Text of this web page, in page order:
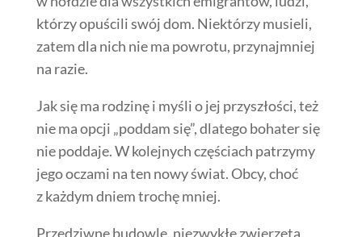
którzy opuścili swój dom. Niektórzy musieli,
zatem dla nich nie ma powrotu, przynajmniej
na razie.
Jak się ma rodzinę i myśli o jej przyszłości, też
nie ma opcji „poddam się”, dlatego bohater się
nie poddaje. W kolejnych częściach patrzymy
jego oczami na ten nowy świat. Obcy, choć
z każdym dniem trochę mniej.
Przedziwne budowle, niezwykłe zwierzęta,